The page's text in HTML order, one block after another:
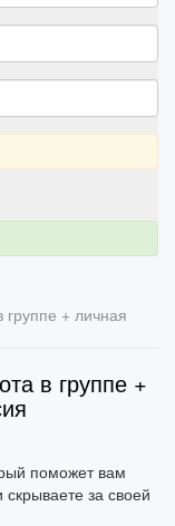
+ личная
в группе +
поможет вам
скрываете за своей